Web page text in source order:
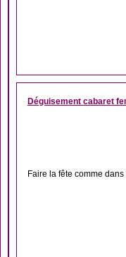
Déguisement cabaret
Faire la fête comme